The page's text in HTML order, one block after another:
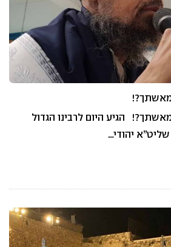
מאשתך?!
הגיע היום לרבינו הגדול
יהודי…